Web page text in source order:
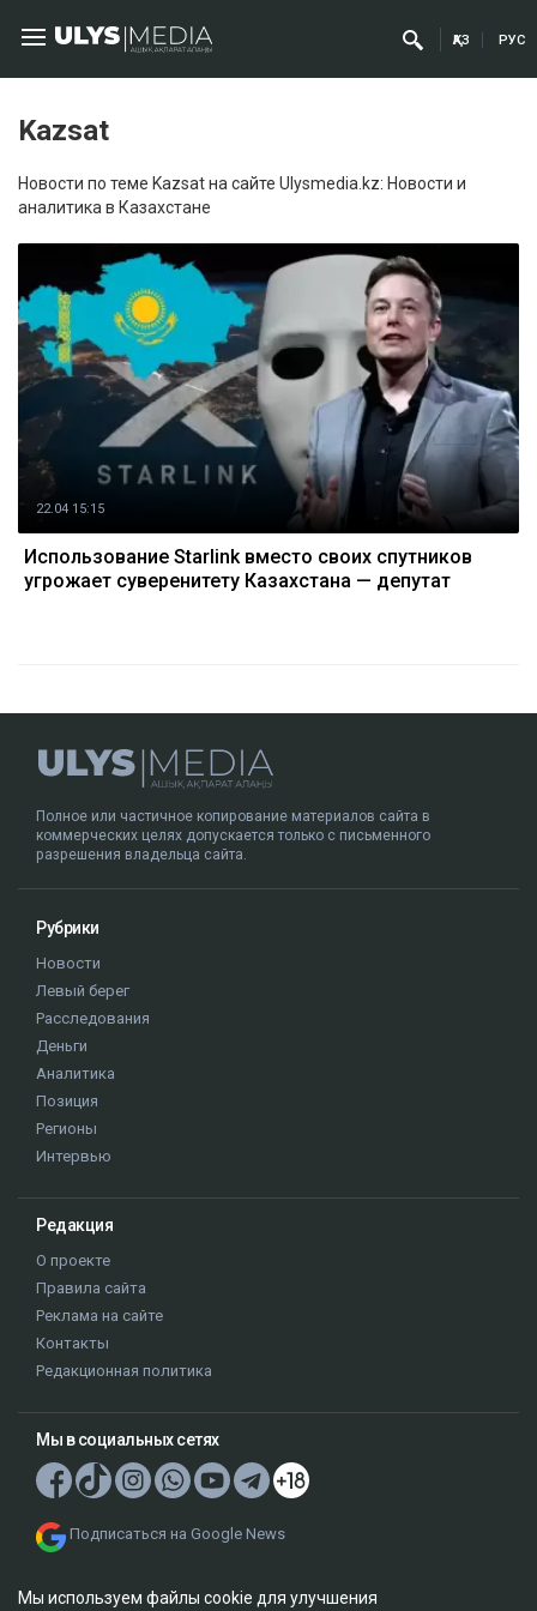
ҚАЗ РУС
Kazsat
Новости по теме Kazsat на сайте Ulysmedia.kz: Новости и
аналитика в Казахстане
22.04 15:15
Использование Starlink вместо своих спутников
угрожает суверенитету Казахстана — депутат
Полное или частичное копирование материалов сайта в
коммерческих целях допускается только с письменного
разрешения владельца сайта.
Рубрики
Новости
Левый берег
Расследования
Деньги
Аналитика
Позиция
Регионы
Интервью
Редакция
О проекте
Правила сайта
Реклама на сайте
Контакты
Редакционная политика
Мы в социальных сетях
Подписаться на Google News
Мы используем файлы cookie для улучшения